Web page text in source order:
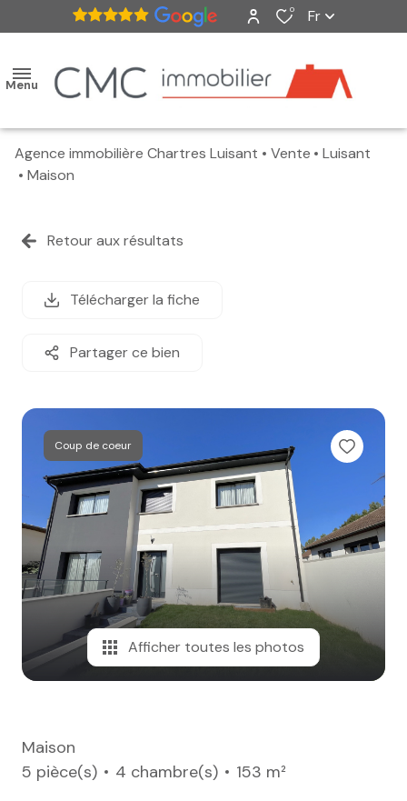
0 Fr
Menu
accueil
vendus
estimation
e-mail
agence
nos
honoraires
contact
Agence immobilière Chartres Luisant Vente
Luisant
Maison
Retour aux résultats
Télécharger la fiche
Partager ce bien
Coup de coeur
Afficher toutes les photos
Maison
5 pièce(s)
4 chambre(s)
153 m²